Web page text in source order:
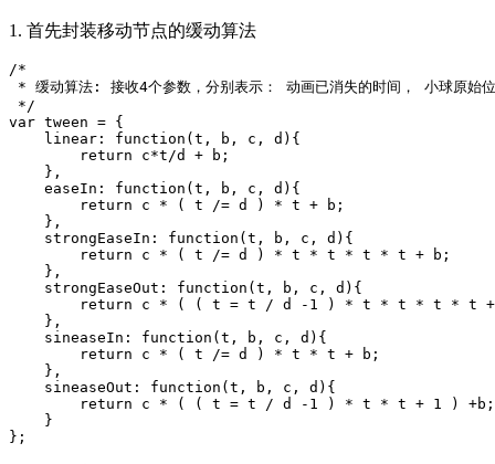
1. 首先封装移动节点的缓动算法
/*
* 缓动算法: 接收4个参数，分别表示： 动画已消失的时间， 小球原始
*/
var tween = {
    linear: function(t, b, c, d){
        return c*t/d + b;
    },
    easeIn: function(t, b, c, d){
        return c * ( t /= d ) * t + b;
    },
    strongEaseIn: function(t, b, c, d){
        return c * ( t /= d ) * t * t * t * t + b;
    },
    strongEaseOut: function(t, b, c, d){
return c * ( ( t = t / d -1 ) * t * t * t * t
    },
    sineaseIn: function(t, b, c, d){
        return c * ( t /= d ) * t * t + b;
    },
    sineaseOut: function(t, b, c, d){
        return c * ( ( t = t / d -1 ) * t * t + 1 ) +b;
    }